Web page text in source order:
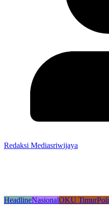
Redaksi Mediasriwijaya
HeadlineNasionalOKU Timur